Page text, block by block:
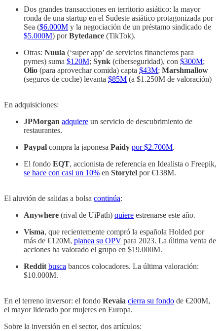
Dos grandes transacciones en territorio asiático: la mayor
ronda de una startup en el Sudeste asiático protagonizada por
Sea ($6.000M y la negociación de un préstamo sindicado de
$5.000M) porBytedance (TikTok).
Otras: Nuula (‘super app’ de servicios financieros para
pymes) suma $120M; Synk (ciberseguridad), con $300M;
Olio (para aprovechar comida) capta $43M; Marshmallow
(seguros de coche) levanta $85M (a $1.250M de valoración)
En adquisiciones:
JPMorgan adquiere un servicio de descubrimiento de
restaurantes.
Paypal compra la japonesa Paidy por $2.700M.
El fondo EQT, accionista de referencia en Idealista o Freepik,
se hace con casi un 10% en Storytel por €138M.
El aluvión de salidas a bolsa continúa:
Anywhere (rival de UiPath) quiere estrenarse este año.
Visma, que recientemente compró la española Holded por
más de €120M, planea su OPV para 2023. La última venta de
acciones ha valorado el grupo en $19.000M.
Reddit busca bancos colocadores. La última valoración:
$10.000M.
En el terreno inversor: el fondo Revaia cierra su fondo de €200M,
el mayor liderado por mujeres en Europa.
Sobre la inversión en el sector, dos artículos: